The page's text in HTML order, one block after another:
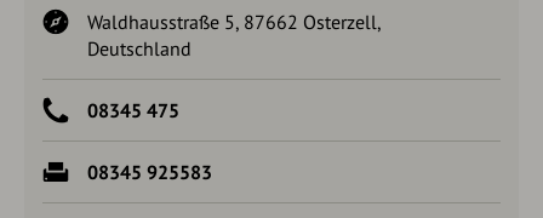
Waldhausstraße 5, 87662 Osterzell,
Deutschland
08345 475
08345 925583